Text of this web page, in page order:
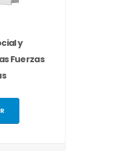
y
Fuerzas